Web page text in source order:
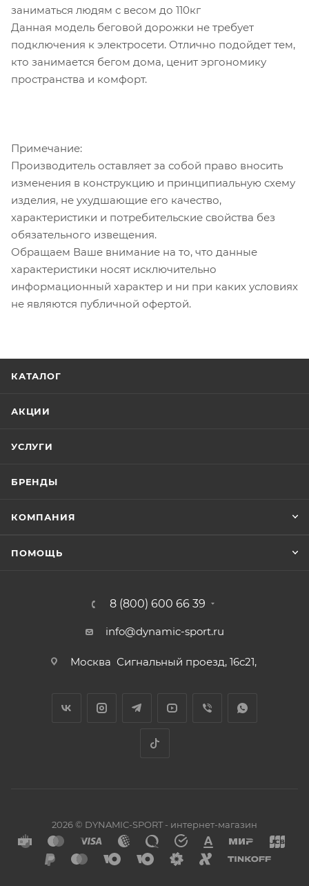
заниматься людям с весом до 110кг
Данная модель беговой дорожки не требует
подключения к электросети. Отлично подойдет тем,
кто занимается бегом дома, ценит эргономику
пространства и комфорт.
Примечание:
Производитель оставляет за собой право вносить
изменения в конструкцию и принципиальную схему
изделия, не ухудшающие его качество,
характеристики и потребительские свойства без
обязательного извещения.
Обращаем Ваше внимание на то, что данные
характеристики носят исключительно
информационный характер и ни при каких условиях
не являются публичной офертой.
КАТАЛОГ
АКЦИИ
УСЛУГИ
БРЕНДЫ
КОМПАНИЯ
ПОМОЩЬ
8 (800) 600 66 39
info@dynamic-sport.ru
Москва Сигнальный проезд, 16с21,
2026 © DYNAMIC-SPORT - интернет-магазин